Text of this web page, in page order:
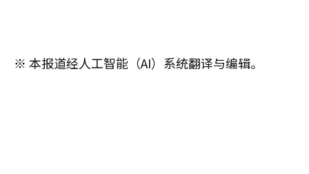
※ 本报道经人工智能（AI）系统翻译与编辑。